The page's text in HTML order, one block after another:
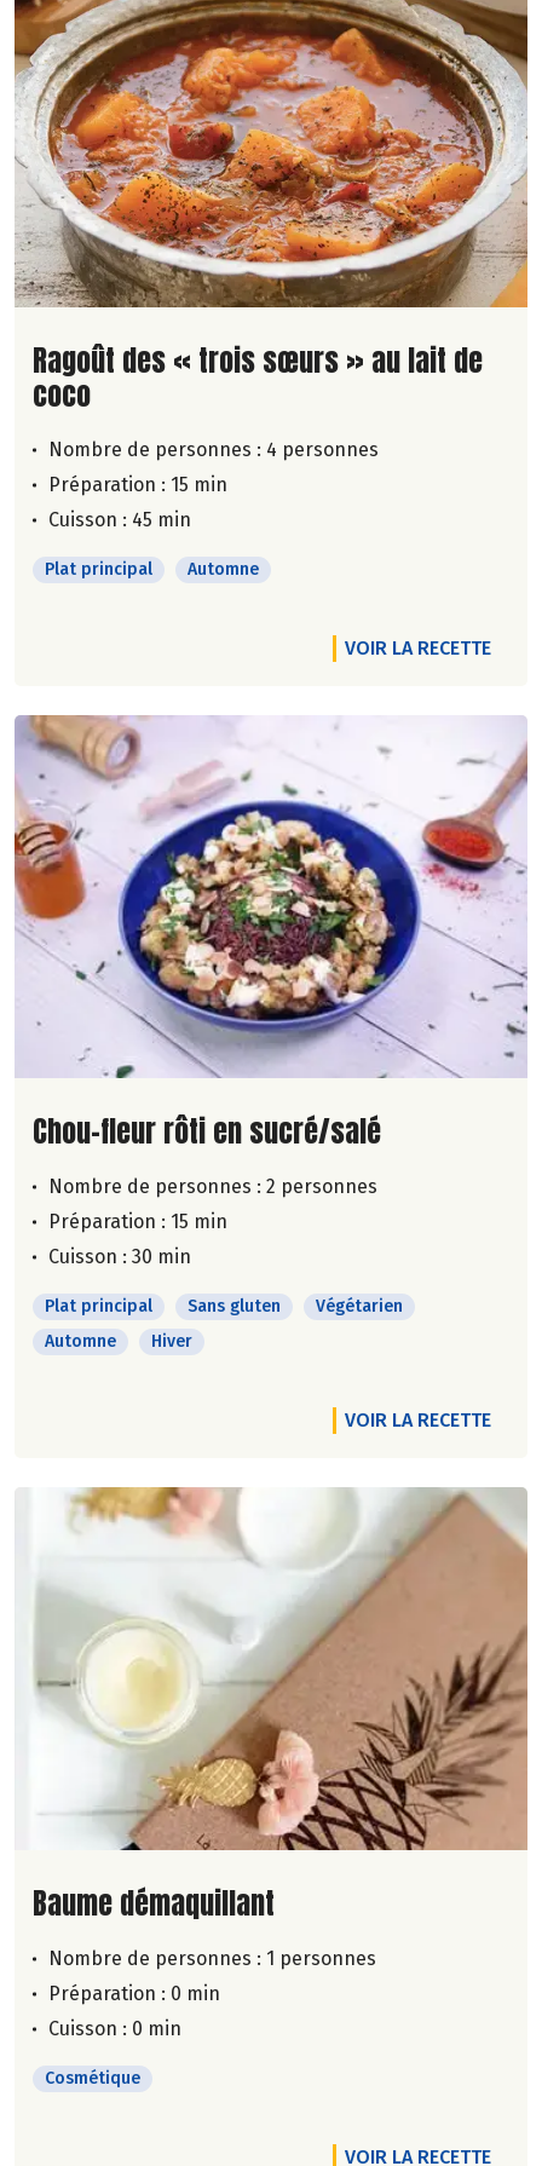
Lire la suite de la recette
Ragoût des « trois sœurs » au lait de
coco
Nombre de personnes : 4 personnes
Préparation : 15 min
Cuisson : 45 min
Plat principal Automne
VOIR LA RECETTE
Lire la suite de la recette
Chou-fleur rôti en sucré/salé
Nombre de personnes : 2 personnes
Préparation : 15 min
Cuisson : 30 min
Plat principal Sans gluten
Végétarien
Automne
Hiver
VOIR LA RECETTE
Lire la suite de la recette
Baume démaquillant
Nombre de personnes : 1 personnes
Préparation : 0 min
Cuisson : 0 min
Cosmétique
VOIR LA RECETTE